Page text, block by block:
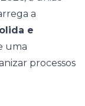
a
e
uma
processos